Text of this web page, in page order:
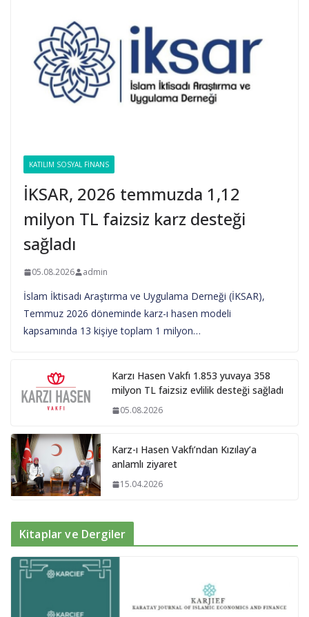
KATILIM SOSYAL FINANS
İKSAR, 2026 temmuzda 1,12
milyon TL faizsiz karz desteği
sağladı
05.08.2026 admin
İslam İktisadı Araştırma ve Uygulama Derneği (İKSAR),
Temmuz 2026 döneminde karz-ı hasen modeli
kapsamında 13 kişiye toplam 1 milyon…
Karzı Hasen Vakfı 1.853 yuvaya 358
milyon TL faizsiz evlilik desteği sağladı
05.08.2026
Karz-ı Hasen Vakfı’ndan Kızılay’a
anlamlı ziyaret
15.04.2026
Kitaplar ve Dergiler